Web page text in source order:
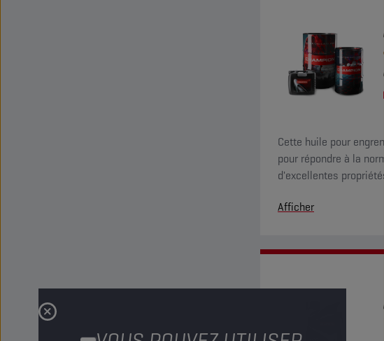
Cette huile pour
pour répondre à la
d'excellentes
élevées.
Afficher